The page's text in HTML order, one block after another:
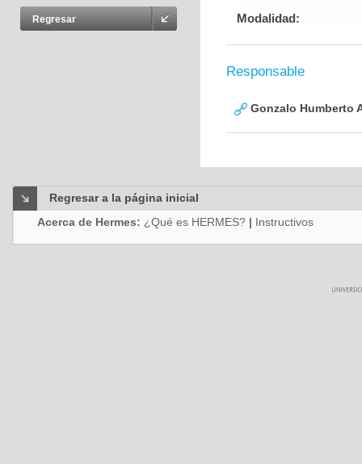
Regresar Modalidad:
Responsable
Gonzalo Humberto
Regresar a la página inicial
Acerca de Hermes: ¿Qué es HERMES? | Instructivos